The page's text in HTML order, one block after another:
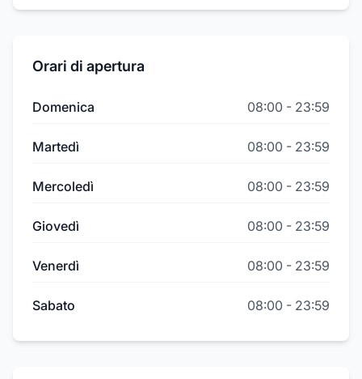
Orari di apertura
Domenica 08:00 - 23:59
Martedì 08:00 - 23:59
Mercoledì 08:00 - 23:59
Giovedì 08:00 - 23:59
Venerdì 08:00 - 23:59
Sabato 08:00 - 23:59